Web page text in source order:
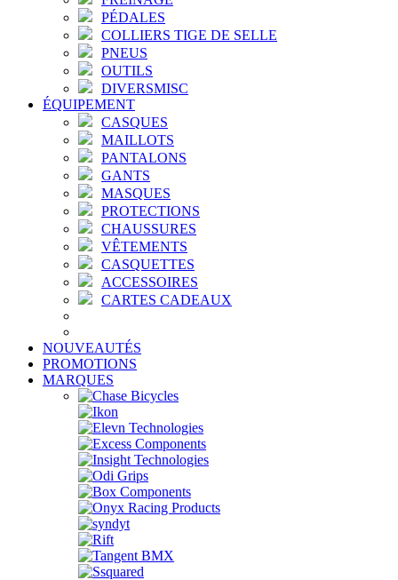
PÉDALES
COLLIERS TIGE DE SELLE
PNEUS
OUTILS
DIVERSMISC
ÉQUIPEMENT
CASQUES
MAILLOTS
PANTALONS
GANTS
MASQUES
PROTECTIONS
CHAUSSURES
VÊTEMENTS
CASQUETTES
ACCESSOIRES
CARTES CADEAUX
NOUVEAUTÉS
PROMOTIONS
MARQUES